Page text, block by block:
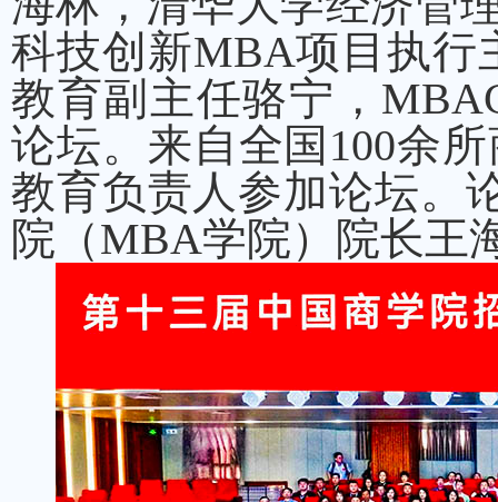
科技创新MBA项目执行
教育副主任骆宁，
论坛。来自全国100余
教育负责人参加论坛。
院（MBA学院）院长王